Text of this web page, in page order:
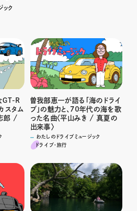
ック
GT-R
スタム
郎 /
曽我部恵一が語る「海のドライ
ブ」の魅力と、70年代の海を歌
った名曲〈平山みき / 真夏の
出来事〉
わたしのドライブミュージック
ドライブ･旅行